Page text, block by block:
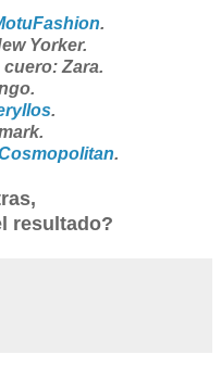
.
Yorker.
Zara.
.
.
resultado?